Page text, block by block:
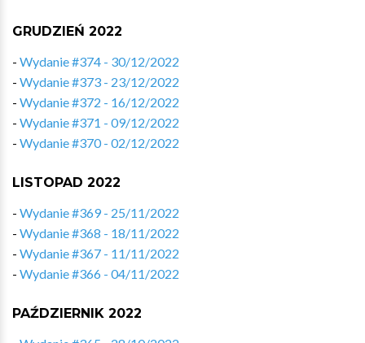
GRUDZIEŃ 2022
- Wydanie #374 - 30/12/2022
- Wydanie #373 - 23/12/2022
- Wydanie #372 - 16/12/2022
- Wydanie #371 - 09/12/2022
- Wydanie #370 - 02/12/2022
LISTOPAD 2022
- Wydanie #369 - 25/11/2022
- Wydanie #368 - 18/11/2022
- Wydanie #367 - 11/11/2022
- Wydanie #366 - 04/11/2022
PAŹDZIERNIK 2022